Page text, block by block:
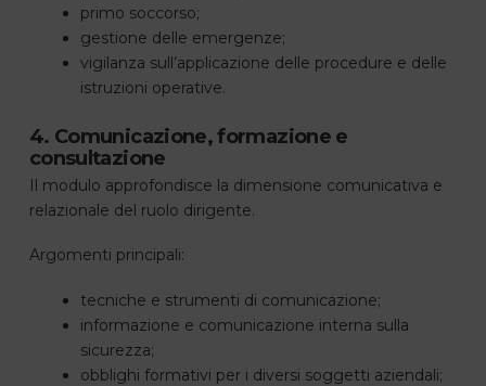
primo soccorso;
gestione delle emergenze;
vigilanza sull’applicazione delle procedure e delle
istruzioni operative.
4. Comunicazione, formazione e
consultazione
Il modulo approfondisce la dimensione comunicativa e
relazionale del ruolo dirigente.
Argomenti principali:
tecniche e strumenti di comunicazione;
informazione e comunicazione interna sulla
sicurezza;
obblighi formativi per i diversi soggetti aziendali;